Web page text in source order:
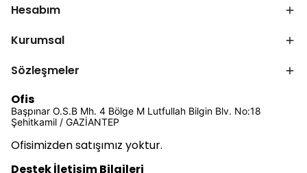
Hesabım
Kurumsal
Sözleşmeler
Ofis
Başpınar O.S.B Mh. 4 Bölge M Lutfullah Bilgin Blv. No:18
Şehitkamil / GAZİANTEP
Ofisimizden satışımız yoktur.
Destek İletişim Bilgileri